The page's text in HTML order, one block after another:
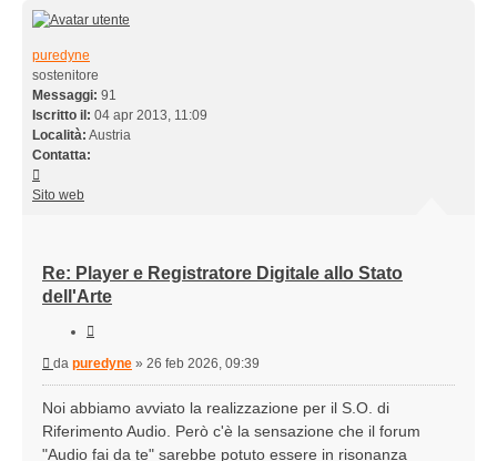
puredyne
sostenitore
Messaggi: 91
Iscritto il: 04 apr 2013, 11:09
Località: Austria
Contatta:
puredyne
Sito web
Re: Player e Registratore Digitale allo Stato
dell'Arte
Messaggio
da puredyne » 26 feb 2026, 09:39
Noi abbiamo avviato la realizzazione per il S.O. di
Riferimento Audio. Però c'è la sensazione che il forum
"Audio fai da te" sarebbe potuto essere in risonanza